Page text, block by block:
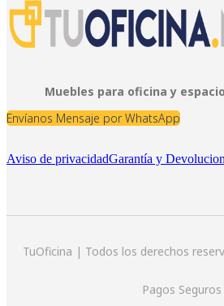
Muebles para oficina y
Envíanos Mensaje por WhatsApp
Aviso de privacidadGarantía y
TuOficina | Todos los derechos
Pagos Seguros